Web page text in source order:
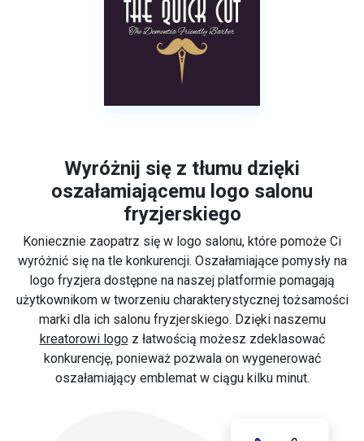
Wyróżnij się z tłumu dzięki
oszałamiającemu logo salonu
fryzjerskiego
Koniecznie zaopatrz się w logo salonu, które pomoże Ci
wyróżnić się na tle konkurencji. Oszałamiające pomysły na
logo fryzjera dostępne na naszej platformie pomagają
użytkownikom w tworzeniu charakterystycznej tożsamości
marki dla ich salonu fryzjerskiego. Dzięki naszemu
kreatorowi logoz łatwością możesz zdeklasować
konkurencję, ponieważ pozwala on wygenerować
oszałamiający emblemat w ciągu kilku minut.